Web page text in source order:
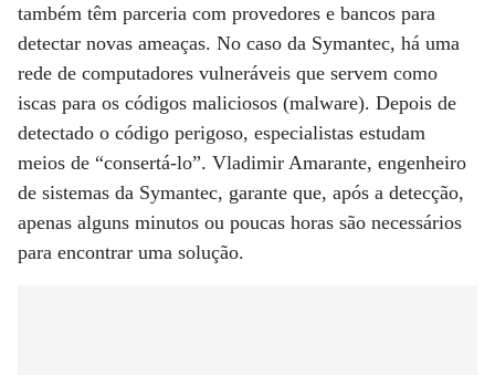
também têm parceria com provedores e bancos para
detectar novas ameaças. No caso da Symantec, há uma
rede de computadores vulneráveis que servem como
iscas para os códigos maliciosos (malware). Depois de
detectado o código perigoso, especialistas estudam
meios de “consertá-lo”. Vladimir Amarante, engenheiro
de sistemas da Symantec, garante que, após a detecção,
apenas alguns minutos ou poucas horas são necessários
para encontrar uma solução.